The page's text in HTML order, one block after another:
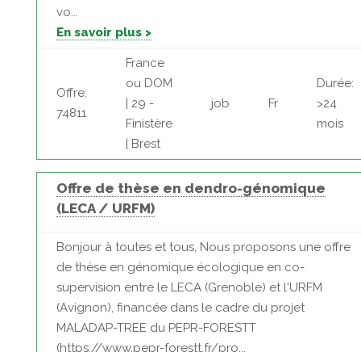
vo...
En savoir plus >
Offre:
74811
France
ou DOM
| 29 -
Finistère
| Brest
job Fr
Durée:
>24
mois
Offre de thèse en dendro-génomique
(LECA / URFM)
Bonjour à toutes et tous, Nous proposons une offre
de thèse en génomique écologique en co-
supervision entre le LECA (Grenoble) et l'URFM
(Avignon), financée dans le cadre du projet
MALADAP-TREE du PEPR-FORESTT
(https://www.pepr-forestt.fr/pro...